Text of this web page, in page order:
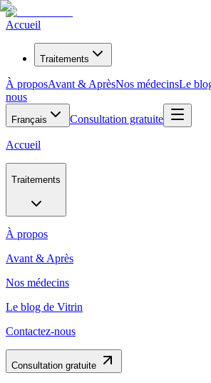
Accueil
Traitements
À proposAvant & AprèsNos médecinsLe
nous
Français Consultation gratuite
Accueil
Traitements
À propos
Avant & Après
Nos médecins
Le blog de Vitrin
Contactez-nous
Consultation gratuite